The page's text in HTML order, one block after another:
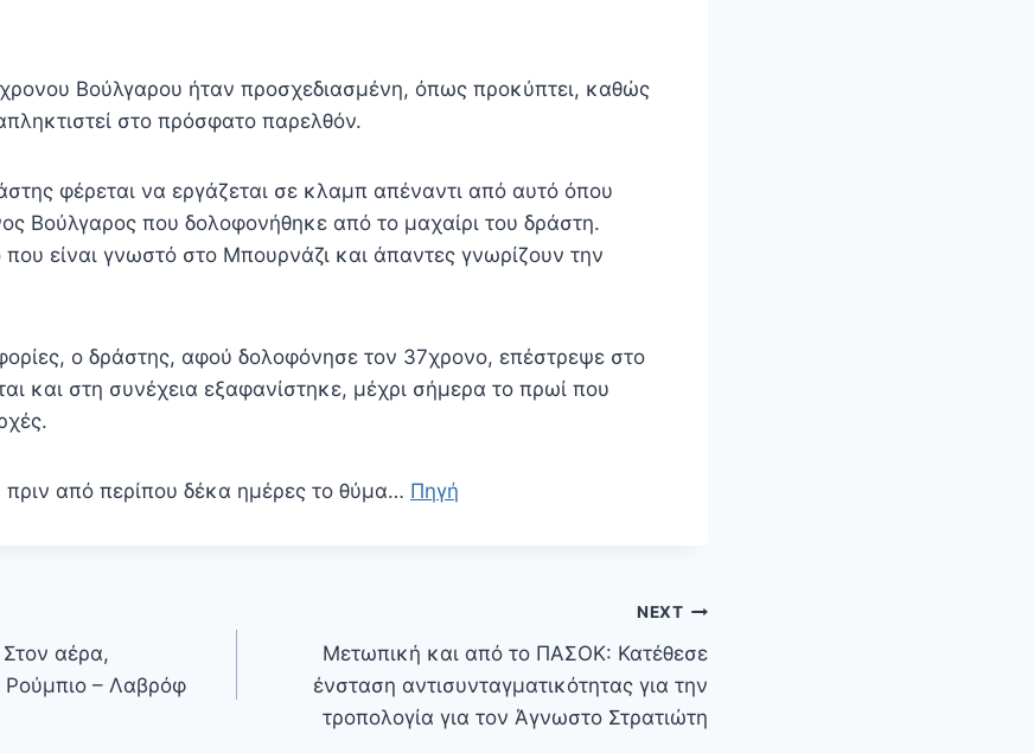
Βούλγαρου ήταν προσχεδιασμένη, όπως προκύπτει, καθώς
στο πρόσφατο παρελθόν.
φέρεται να εργάζεται σε κλαμπ απέναντι από αυτό όπου
Βούλγαρος που δολοφονήθηκε από το μαχαίρι του δράστη.
που είναι γνωστό στο Μπουρνάζι και άπαντες γνωρίζουν την
ο δράστης, αφού δολοφόνησε τον 37χρονο, επέστρεψε στο
και στη συνέχεια εξαφανίστηκε, μέχρι σήμερα το πρωί που
από περίπου δέκα ημέρες το θύμα… Πηγή
αέρα,
– Λαβρόφ
NEXT
Μετωπική και από το ΠΑΣΟΚ: Κατέθεσε
ένσταση αντισυνταγματικότητας για την
τροπολογία για τον Άγνωστο Στρατιώτη